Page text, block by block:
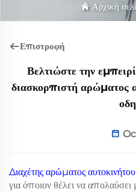
Αρχική
Επιστροφή
Βελτιώστε την
διασκορπιστή αρώματος
Διαχέτης αρώματος αυτοκινήτου
για όποιον θέλει να απολαύσει